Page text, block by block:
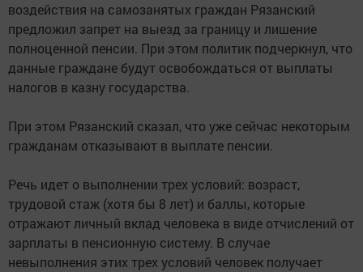
воздействия на самозанятых граждан Рязанский
предложил запрет на выезд за границу и лишение
полноценной пенсии. При этом политик подчеркнул, что
данные граждане будут освобождаться от выплаты
налогов в казну государства.
При этом Рязанский сказал, что уже сейчас некоторым
гражданам отказывают в выплате пенсии.
Речь идет о выполнении трех условий: возраст,
трудовой стаж (хотя бы 8 лет) и баллы, которые
отражают личный вклад человека в виде отчислений от
зарплаты в пенсионную систему. В случае
невыполнения этих трех условий человек получает